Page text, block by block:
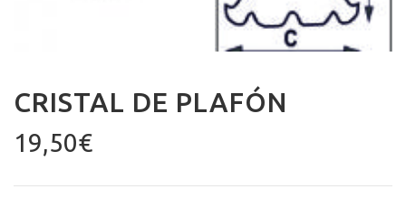
CRISTAL DE PLAFÓN
19,50€